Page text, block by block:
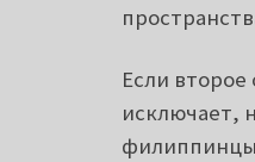
Если
исключает,
филиппинцы